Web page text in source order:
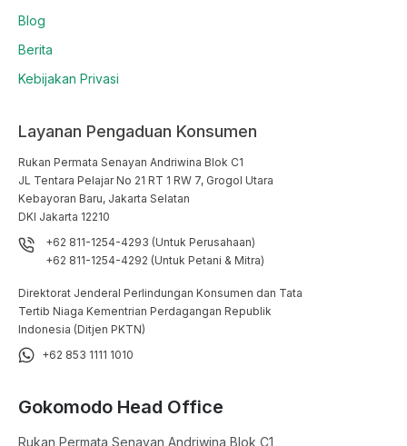
Blog
Berita
Kebijakan Privasi
Layanan Pengaduan Konsumen
Rukan Permata Senayan Andriwina Blok C1
JL Tentara Pelajar No 21 RT 1 RW 7, Grogol Utara
Kebayoran Baru, Jakarta Selatan
DKI Jakarta 12210
+62 811-1254-4293 (Untuk Perusahaan)
+62 811-1254-4292 (Untuk Petani & Mitra)
Direktorat Jenderal Perlindungan Konsumen dan Tata
Tertib Niaga Kementrian Perdagangan Republik
Indonesia (Ditjen PKTN)
+62 853 1111 1010
Gokomodo Head Office
Rukan Permata Senayan Andriwina Blok C1